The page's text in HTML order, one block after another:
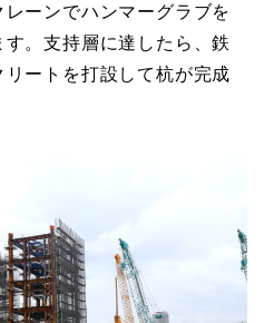
ーンでハンマーグラブを
。支持層に達したら、鉄
ートを打設して杭が完成